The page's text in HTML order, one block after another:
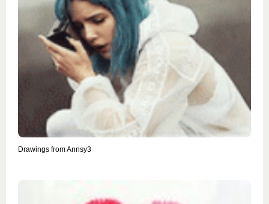
Drawings from Annsy3